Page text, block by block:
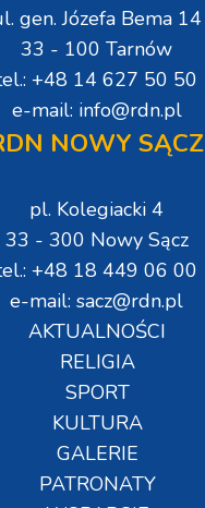
gen. Józefa Bema 14
33 - 100 Tarnów
+48 14 627 50 50
e-mail: info@rdn.pl
NOWY SĄCZ
pl. Kolegiacki 4
33 - 300 Nowy Sącz
+48 18 449 06 00
e-mail: sacz@rdn.pl
AKTUALNOŚCI
RELIGIA
SPORT
KULTURA
GALERIE
PATRONATY